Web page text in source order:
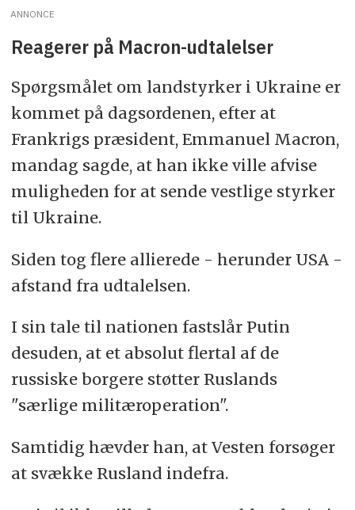
ANNONCE
Reagerer på Macron-udtalelser
Spørgsmålet om landstyrker i Ukraine er
kommet på dagsordenen, efter at
Frankrigs præsident, Emmanuel Macron,
mandag sagde, at han ikke ville afvise
muligheden for at sende vestlige styrker
til Ukraine.
Siden tog flere allierede - herunder USA -
afstand fra udtalelsen.
I sin tale til nationen fastslår Putin
desuden, at et absolut flertal af de
russiske borgere støtter Ruslands
"særlige militæroperation".
Samtidig hævder han, at Vesten forsøger
at svække Rusland indefra.